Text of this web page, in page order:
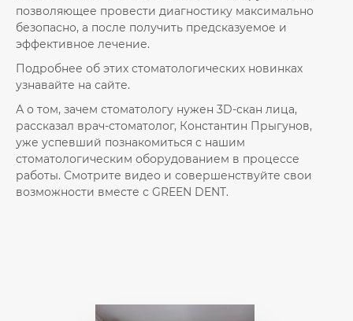
позволяющее провести диагностику максимально
безопасно, а после получить предсказуемое и
эффективное лечение.
Подробнее об этих стоматологических новинках
узнавайте на сайте.
А о том, зачем стоматологу нужен 3D-скан лица,
рассказал врач-стоматолог, Константин Прыгунов,
уже успевший познакомиться с нашим
стоматологическим оборудованием в процессе
работы. Смотрите видео и совершенствуйте свои
возможности вместе с GREEN DENT.